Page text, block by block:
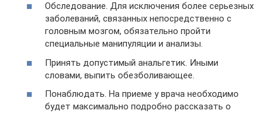
Обследование. Для исключения более серьезных
заболеваний, связанных непосредственно с
головным мозгом, обязательно пройти
специальные манипуляции и анализы.
Принять допустимый анальгетик. Иными
словами, выпить обезболивающее.
Понаблюдать. На приеме у врача необходимо
будет максимально подробно рассказать о